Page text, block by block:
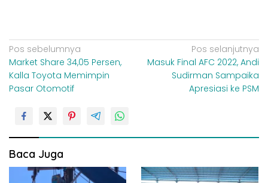
N
a
v
a
s
i
Pos sebelumnya
Market Share 34,05 Persen,
Kalla Toyota Memimpin
Pasar Otomotif
Pos selanjutnya
Masuk Final AFC 2022, Andi
Sudirman Sampaika
Apresiasi ke PSM
Baca Juga